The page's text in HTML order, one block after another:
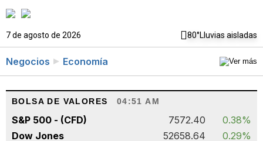
7 de agosto de 2026 80°Lluvias aisladas
Negocios Economía
BOLSA DE VALORES 04:51 AM
S&P 500 - (CFD) 7572.40
0.38%
Dow Jones
52658.64
0.29%